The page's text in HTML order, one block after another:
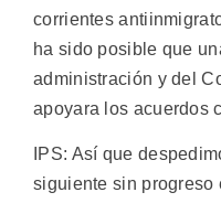
corrientes
ha sido posible que
administración y del
apoyara los acuerdos
IPS: Así que
siguiente sin progreso